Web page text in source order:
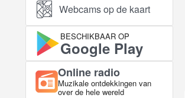
Webcams op de kaart
BESCHIKBAAR OP
Google Play
Online radio
Muzikale ontdekkingen van
over de hele wereld